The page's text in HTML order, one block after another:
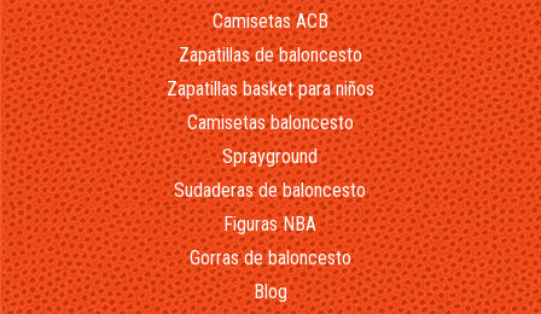
Camisetas ACB
Zapatillas de baloncesto
Zapatillas basket para niños
Camisetas baloncesto
Sprayground
Sudaderas de baloncesto
Figuras NBA
Gorras de baloncesto
Blog